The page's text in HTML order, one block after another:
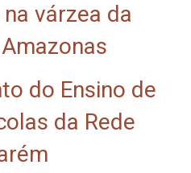
várzea da
do Ensino de
da Rede